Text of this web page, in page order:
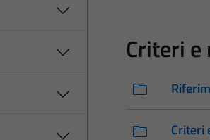
Criteri
Criteri